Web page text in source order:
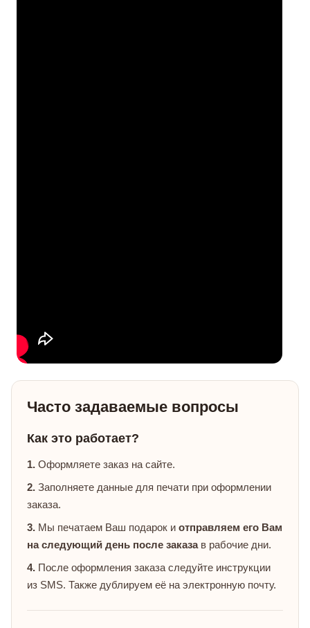
Часто задаваемые вопросы
Как это работает?
1. Оформляете заказ на сайте.
2. Заполняете данные для печати при оформлении
заказа.
3. Мы печатаем Ваш подарок и отправляем его Вам
на следующий день после заказав рабочие дни.
4. После оформления заказа следуйте инструкции
из SMS. Также дублируем её на электронную почту.